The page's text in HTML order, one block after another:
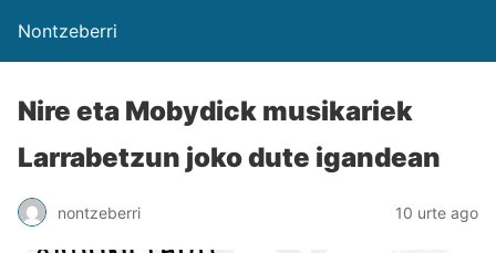
Nontzeberri
Nire eta Mobydick musikariek
Larrabetzun joko dute igandean
nontzeberri 10 urte ago